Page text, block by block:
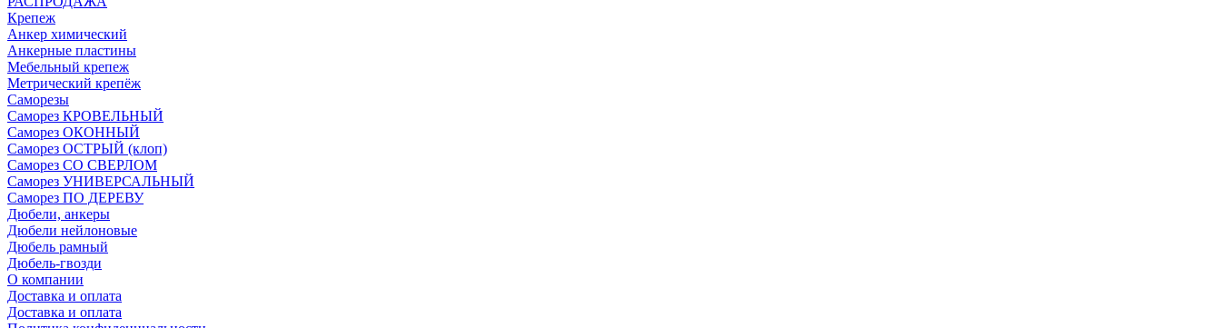
Крепеж
Анкер химический
Анкерные пластины
Мебельный крепеж
Метрический крепёж
Саморезы
Саморез КРОВЕЛЬНЫЙ
Саморез ОКОННЫЙ
Саморез ОСТРЫЙ (клоп)
Саморез СО СВЕРЛОМ
Саморез УНИВЕРСАЛЬНЫЙ
Саморез ПО ДЕРЕВУ
Дюбели, анкеры
Дюбели нейлоновые
Дюбель рамный
Дюбель-гвозди
О компании
Доставка и оплата
Доставка и оплата